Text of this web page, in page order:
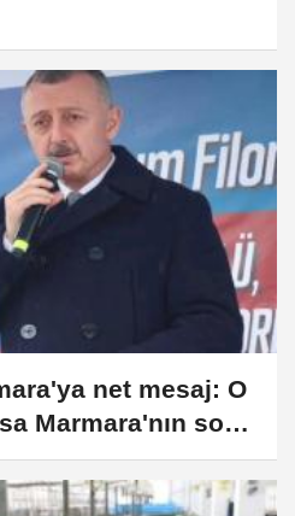
net mesaj: O
Marmara'nın sonu